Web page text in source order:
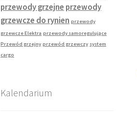
przewody grzejne przewody
grzewcze do rynien przewody
grzewcze Elektra przewody samoregulujące
Przewód grzejny przewód grzewczy system
cargo
Kalendarium